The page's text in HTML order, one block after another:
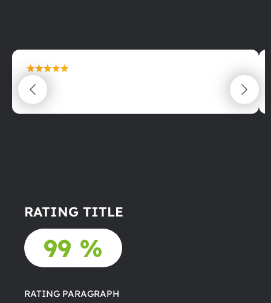
maximální spokojenost
22.06.2025
RATING TITLE
99 %
RATING PARAGRAPH